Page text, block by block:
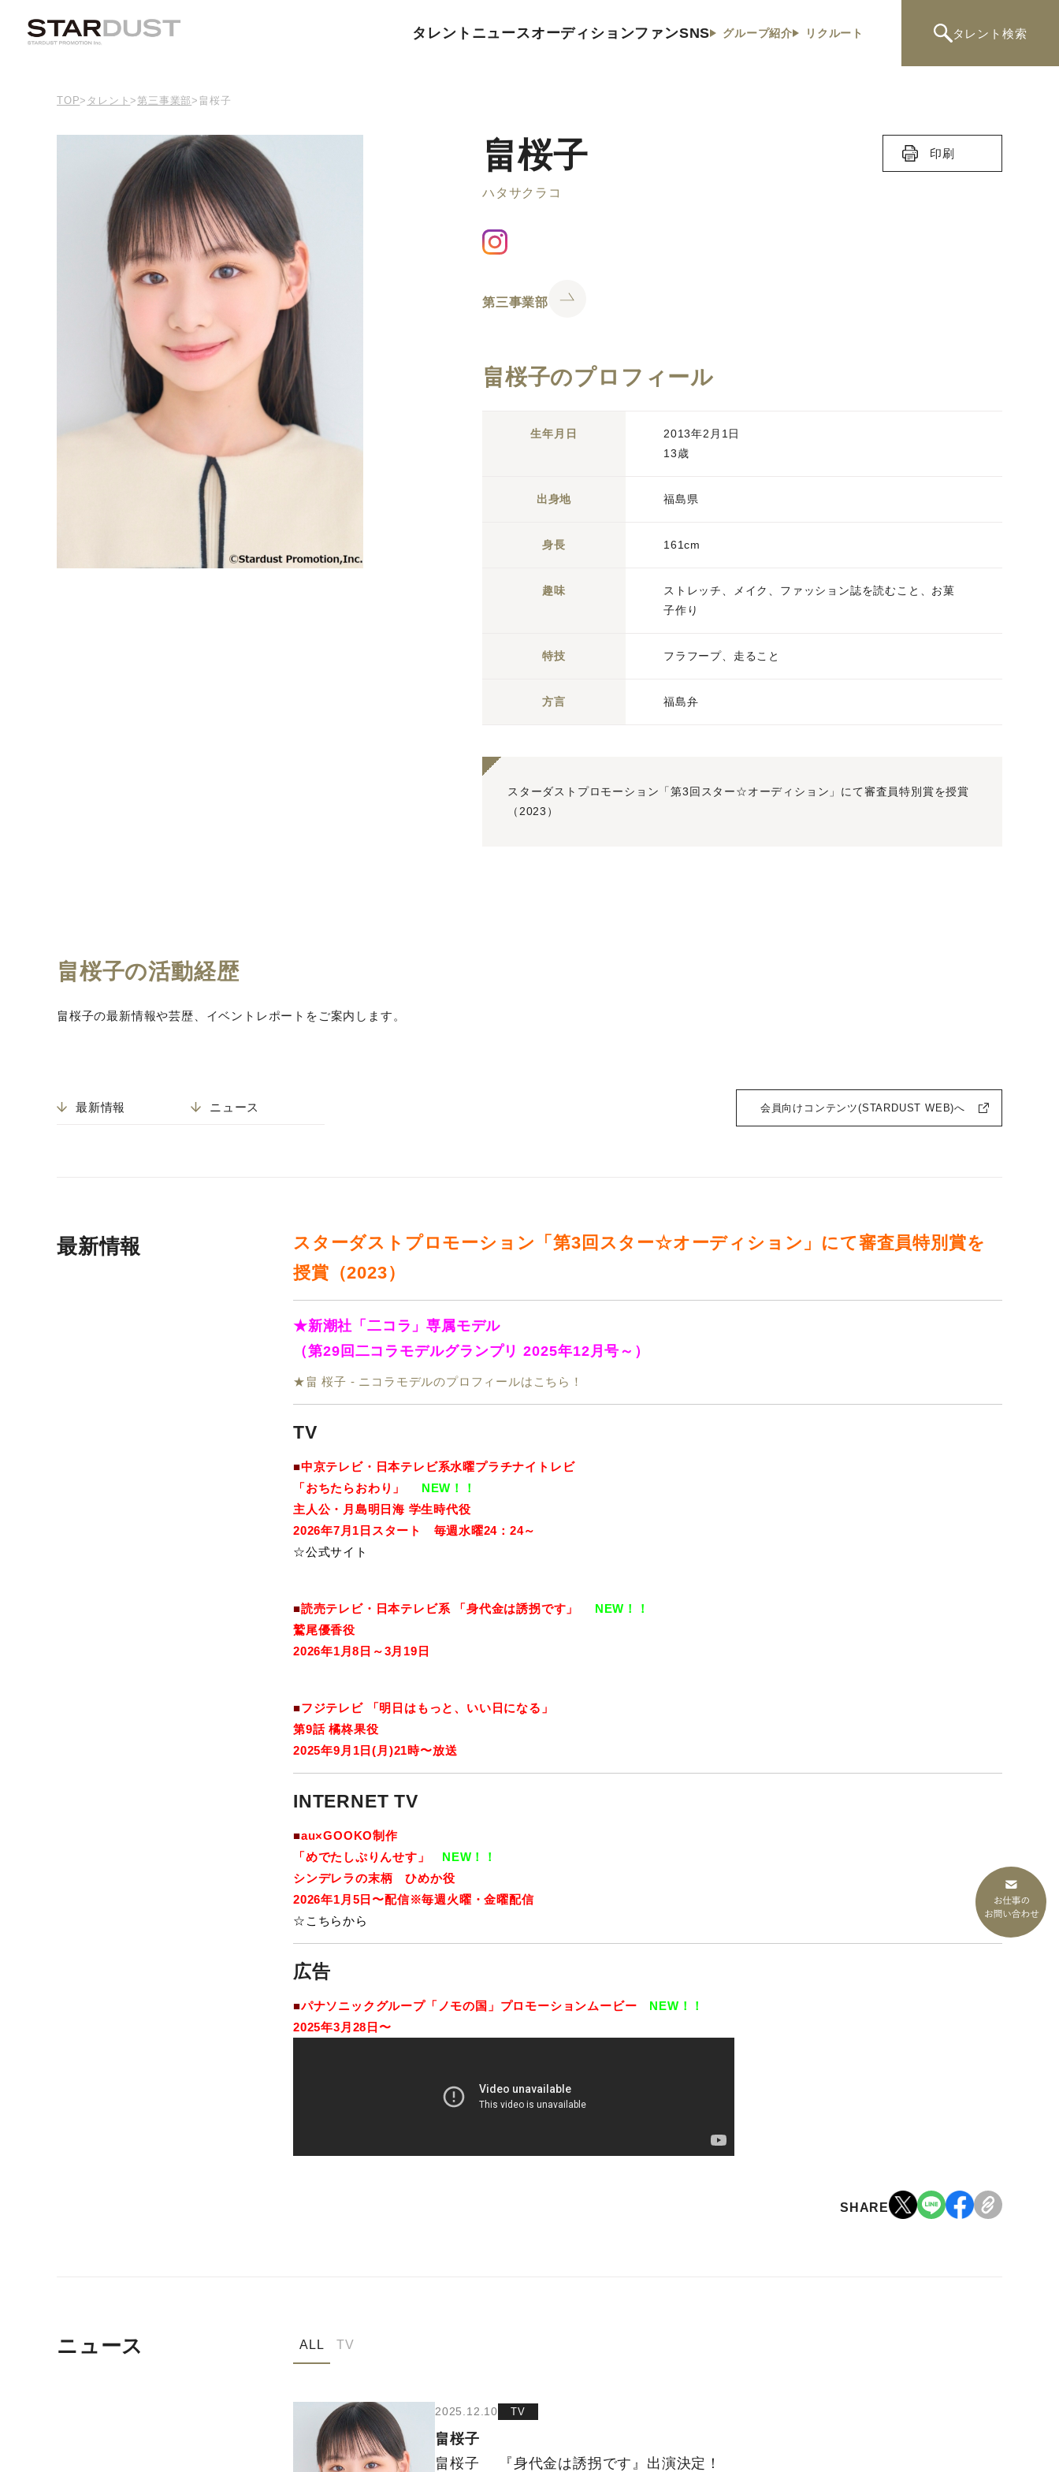
タレント ニュースオーディションファンSNS グループ紹介 リクルート タレント 検索
TOP> タレント> 第三事業部> 畠桜子
畠桜子
ハタサクラコ
印刷
第三事業部
畠桜子のプロフィール
生年月日
2013年2月1日
13歳
出身地 福島県
身長 161cm
趣味
ストレッチ、メイク、ファッション誌を読むこと、お菓
子作り
特技 フラフープ、走ること
方言 福島弁
スターダストプロモーション「第3回スター☆オーディション」にて審査員特別賞を授賞
（2023）
畠桜子の活動経歴
畠桜子の最新情報や芸歴、イベントレポートをご案内します。
最新情報 ニュース 会員向けコンテンツ(STARDUST WEB)へ
最新情報
スターダストプロモーション「第3回スター☆オーディション」にて審査員特別賞を
授賞（2023）
★新潮社「二コラ」専属モデル
（第29回二コラモデルグランプリ 2025年12月号～）
★畠 桜子 - ニコラモデルのプロフィールはこちら！
TV
■中京テレビ・日本テレビ系水曜プラチナイト レビ
「おちたらおわり」
NEW！！
主人公・月島明日海 学生時代役
2026年7月1日スタート 毎週水曜24：24～
☆公式サイト
■読売テレビ・日本テレビ系 「身代金は誘拐です」
NEW！！
鷲尾優香役
2026年1月8日～3月19日
■フジテレビ 「明日はもっと、いい日になる」
第9話橘柊果役
2025年9月1日(月)21時〜放送
INTERNET TV
■au×GOOKO制作
「めでたしぷりんせす 」
NEW！！
シンデレラの末柄 ひめか役
2026年1月5日〜配信※毎週火曜・金曜配信
☆こちらから
広告
■パナソニックグループ「ノモの国」プロモーションムービー
NEW！！
2025年3月28日〜
SHARE
ニュース ALL TV
2025.12.10 TV
畠桜子
畠桜子 『身代金は誘拐です』出演決定！